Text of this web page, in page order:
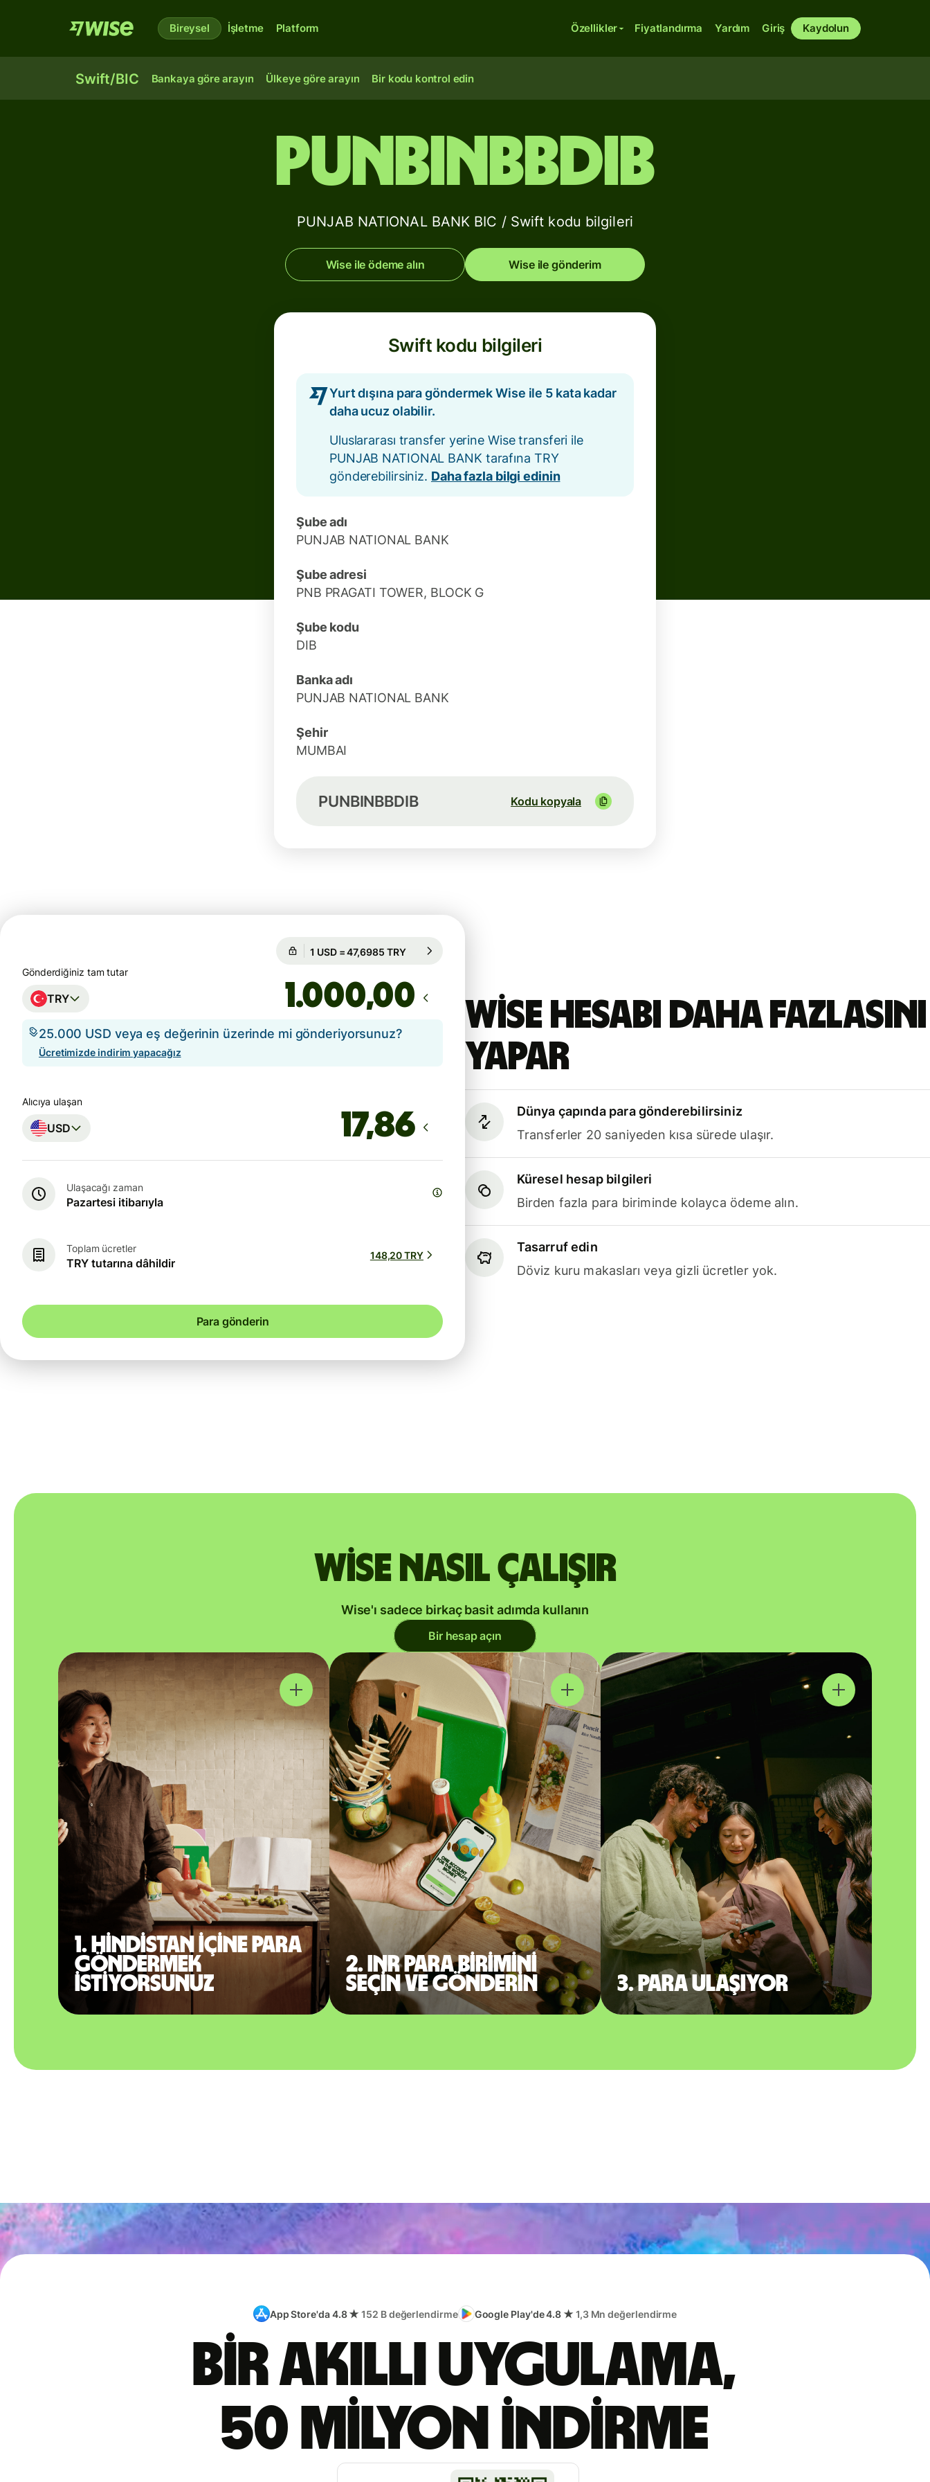
Bireysel İşletme Platform Özellikler Fiyatlandırma Yardım Giriş Kaydolun
Swift/BIC Bankaya göre arayın Ülkeye göre arayın Bir kodu kontrol edin
PUNBINBBDIB
PUNJAB NATIONAL BANK BIC / Swift kodu bilgileri
Wise ile ödeme alın Wise ile gönderim
Swift kodu bilgileri
Yurt dışına para göndermek Wise ile 5 kata kadar
daha ucuz olabilir.
Uluslararası transfer yerine Wise transferi ile
PUNJAB NATIONAL BANK tarafına TRY
gönderebilirsiniz. Daha fazla bilgi edinin
Şube adı
PUNJAB NATIONAL BANK
Şube adresi
PNB PRAGATI TOWER, BLOCK G
Şube kodu
DIB
Banka adı
PUNJAB NATIONAL BANK
Şehir
MUMBAI
PUNBINBBDIB Kodu kopyala
Wise hesabı daha fazlasını
yapar
Dünya çapında para gönderebilirsiniz
Transferler 20 saniyeden kısa sürede ulaşır.
Küresel hesap bilgileri
Birden fazla para biriminde kolayca ödeme alın.
Tasarruf edin
Döviz kuru makasları veya gizli ücretler yok.
79 sa. için garanti edilir
Gönderdiğiniz tam tutar
TRY ,00
25.000 USD veya eş değerinin üzerinde mi gönderiyorsunuz?
Ücretimizde indirim yapacağız
Alıcıya ulaşan
USD
Ulaşacağı zaman
Pazartesi itibarıyla
Toplam ücretler
TRY tutarına dâhildir
148,20 TRY
Para gönderin
Wise nasıl çalışır
Wise'ı sadece birkaç basit adımda kullanın
Bir hesap açın
1. Hindistan içine para
göndermek
istiyorsunuz
2. INR para birimini
seçin ve gönderin
3. Para ulaşıyor
App Store'da 4.8 ★152 B değerlendirme Google Play'de 4.8 ★ 1,3 Mn değerlendirme
Bir akıllı uygulama,
50 milyon indirme